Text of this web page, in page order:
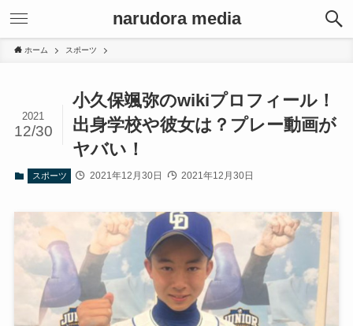
narudora media
ホーム スポーツ
小久保颯弥のwikiプロフィール！
出身学校や彼女は？プレー動画が
ヤバい！
2021
12/30
スポーツ 2021年12月30日 2021年12月30日